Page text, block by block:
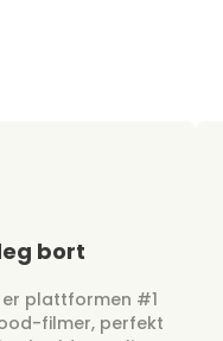
bort
er plattformen #1
filmer, perfekt